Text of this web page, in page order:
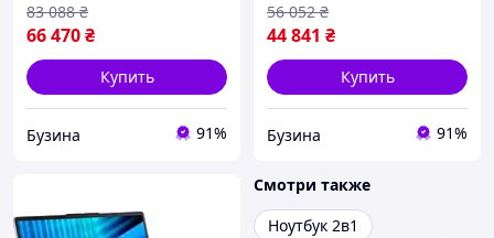
66 470₴
83 088 ₴
Купить
Бузина 91%
44 841 ₴
56 052 ₴
Купить
Бузина 91%
Смотри также
Ноутбук 2в1